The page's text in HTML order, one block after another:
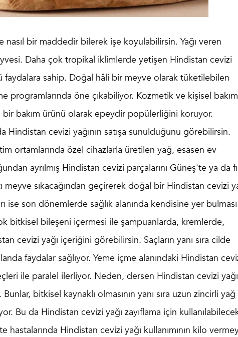
nasıl bir maddedir bilerek işe koyulabilirsin. Yağı veren
Daha çok tropikal iklimlerde yetişen Hindistan cevizi
faydalara sahip. Doğal hâli bir meyve olarak tüketilebilen
programlarında öne çıkabiliyor. Kozmetik ve kişisel bakım
bir bakım ürünü olarak epeydir popülerliğini koruyor.
Hindistan cevizi yağının satışa sunulduğunu görebilirsin.
ortamlarında özel cihazlarla üretilen yağ, esasen ev
ayrılmış Hindistan cevizi parçalarını Güneş'te ya da
sıkacağından geçirerek doğal bir Hindistan cevizi
ise son dönemlerde sağlık alanında kendisine yer
bitkisel bileşeni içermesi ile şampuanlarda, kremlerde,
cevizi yağı içeriğini görebilirsin. Saçların yanı sıra cilde
faydalar sağlıyor. Yeme içme alanındaki Hindistan
ile paralel ilerliyor. Neden, dersen Hindistan cevizi
bitkisel kaynaklı olmasının yanı sıra uzun zincirli yağ
Bu da Hindistan cevizi yağı zayıflama için
Hindistan cevizi yağı kullanımının kilo